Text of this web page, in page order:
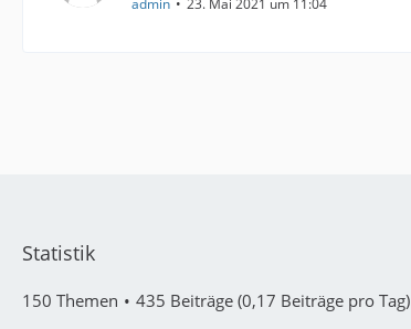
admin 23. Mai 2021 um 11:04
Statistik
150 Themen 435 Beiträge (0,17 Beiträge pro Tag)